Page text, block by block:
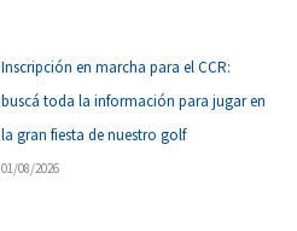
Inscripción en marcha para el CCR:
buscá toda la información para jugar en
la gran fiesta de nuestro golf
01/08/2026